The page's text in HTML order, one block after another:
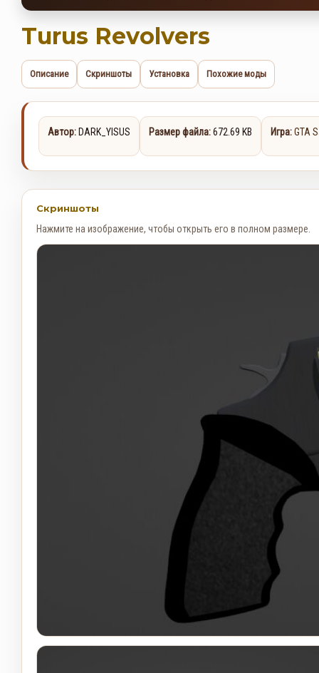
Turus Revolvers
Описание Скриншоты Установка Похожие моды
Автор: DARK_YISUS Размер файла:672.69 KB Игра:GTA
Скриншоты
Нажмите на изображение, чтобы открыть его в полном размере.